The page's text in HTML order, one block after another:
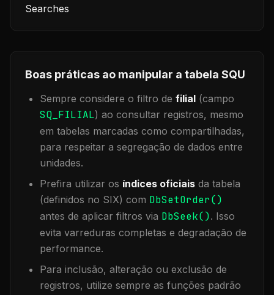
Searches
Boas práticas ao manipular a tabela SQU
Sempre considere o filtro de filial (campo
SQ_FILIAL) ao consultar registros, mesmo
em tabelas marcadas como compartilhadas,
para respeitar a segregação de dados entre
unidades.
Prefira utilizar os índices oficiais da tabela
(definidos no SIX) com DbSetOrder()
antes de aplicar filtros via DbSeek(). Isso
evita varreduras completas e degradação de
performance.
Para inclusão, alteração ou exclusão de
registros, utilize sempre as funções padrão